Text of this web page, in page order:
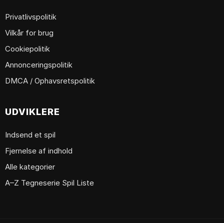
Privatlivspolitik
Vilkår for brug
Cookiepolitik
Annonceringspolitik
DMCA / Ophavsretspolitik
UDVIKLERE
Indsend et spil
Fjernelse af indhold
Alle kategorier
A–Z Tegneserie Spil Liste